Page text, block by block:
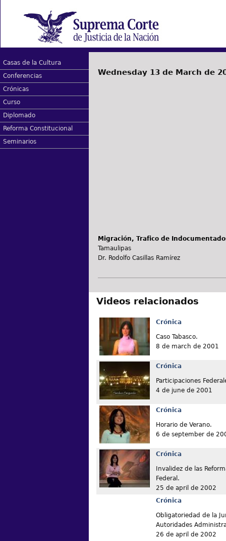
Casas de la Cultura
Conferencias
Crónicas
Curso
Diplomado
Reforma Constitucional
Seminarios
Wednesday 13 de March de
Migración, Trafico de
Tamaulipas
Dr. Rodolfo Casillas Ramírez
Videos relacionados
Crónica
Caso Tabasco.
8 de march de 2001
Crónica
Participaciones
4 de june de 2001
Crónica
Horario de Verano.
6 de september de
Crónica
Invalidez de las
Federal.
25 de april de 2002
Crónica
Obligatoriedad de la
Autoridades
26 de april de 2002